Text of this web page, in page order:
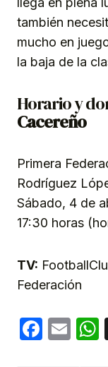
también
mucho en
la baja de la
Horario y
Cacereño
Primera
Rodríguez
Sábado, 4 de
17:30 horas
TV:
Federación